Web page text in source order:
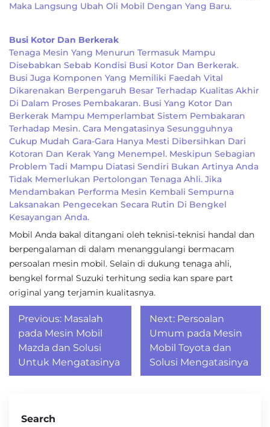
Maka Langsung Ubah Oli Mobil Dengan Yang Baru.
Busi Kotor Dan Berkerak
Tenaga Mesin Yang Menurun Termasuk Mampu
Disebabkan Sebab Kondisi Busi Kotor Dan Berkerak.
Busi Juga Komponen Yang Memiliki Faedah Vital
Dikarenakan Berpengaruh Besar Terhadap Kualitas Akhir
Di Dalam Proses Pembakaran. Busi Yang Kotor Dan
Berkerak Mampu Memperlambat Sistem Pembakaran
Terhadap Mesin. Cara Mengatasinya Sesungguhnya
Cukup Mudah Gara-Gara Hanya Mesti Dibersihkan Dari
Kotoran Dan Kerak Yang Menempel. Meskipun Sebagian
Problem Tadi Mampu Diatasi Sendiri Bukan Artinya Anda
Tidak Memerlukan Pertolongan Tenaga Ahli. Jika
Mendambakan Performa Mesin Kembali Sempurna
Laksanakan Pengecekan Secara Rutin Di Bengkel
Kesayangan Anda.
Mobil Anda bakal ditangani oleh teknisi-teknisi handal dan
berpengalaman di dalam menanggulangi bermacam
persoalan mesin mobil. Selain di dukung tenaga ahli,
bengkel formal Suzuki terhitung sedia kan spare part
original yang terjamin kualitasnya.
Post
navigation
Previous: Masalah
pada Mesin Mobil
Mazda dan Solusi
Untuk Mengatasinya
Next: Persoalan
Umum pada Mesin
Mobil Toyota dan
Solusi Mengatasinya
Search